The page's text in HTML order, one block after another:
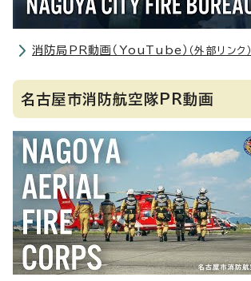
消防局PR動画（YouTube） （外部リンク）
名古屋市消防航空隊PR動画